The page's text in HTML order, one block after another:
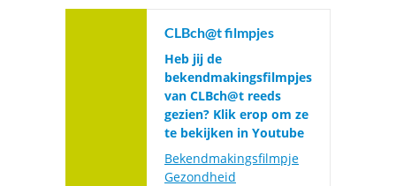
CLBch@t filmpjes
Heb jij de
bekendmakingsfilmpjes
van CLBch@t reeds
gezien? Klik erop om ze
te bekijken in Youtube
Bekendmakingsfilmpje
Gezondheid